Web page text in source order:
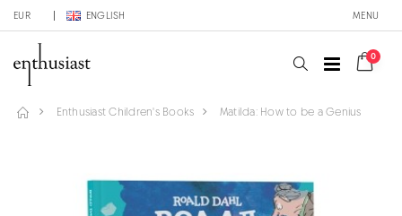
EUR ENGLISH MENU
0
Enthusiast Children's Books Matilda: How to be a Genius